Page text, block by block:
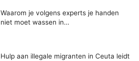
Waarom je volgens experts je handen
niet moet wassen in…
Hulp aan illegale migranten in Ceuta leidt